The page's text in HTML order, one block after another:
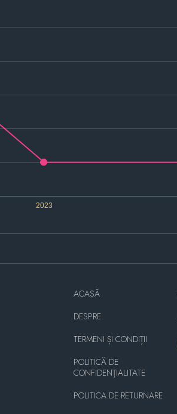
2023
ACASĂ
DESPRE
TERMENI ȘI CONDIȚII
POLITICĂ DE
CONFIDENȚIALITATE
POLITICA DE RETURNARE